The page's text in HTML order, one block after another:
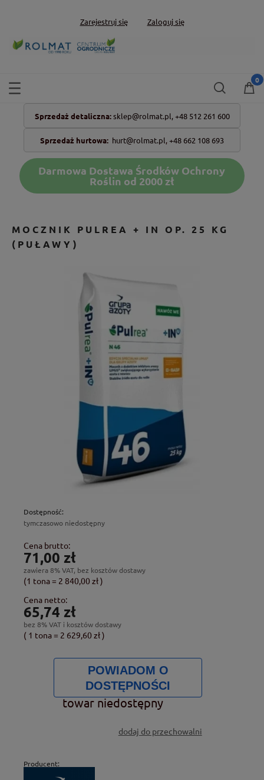
Zarejestruj się Zaloguj się
Sprzedaż detaliczna: sklep@rolmat.pl, +48 512 261 600
Sprzedaż hurtowa: hurt@rolmat.pl,+48 662 108 693
Darmowa Dostawa Środków Ochrony
Roślin od 2000 zł
MOCZNIK PULREA + IN OP. 25 KG
(PUŁAWY)
Dostępność:
tymczasowo niedostępny
Cena brutto:
71,00 zł
zawiera 8% VAT, bez kosztów dostawy
(1 tona= 2 840,00 zł)
Cena netto:
65,74 zł
bez 8% VAT i kosztów dostawy
( 1 tona= 2 629,60 zł)
POWIADOM O
DOSTĘPNOŚCI
towar niedostępny
dodaj do przechowalni
Producent: